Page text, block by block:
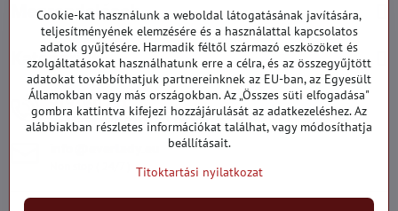
Megrendelések
Kategóriák
919 060 751
Hétfő - Péntek: 09:00 - 15:00 hod.
Cookie-kat használunk a weboldal látogatásának javítására,
teljesítményének elemzésére és a használattal kapcsolatos
adatok gyűjtésére. Harmadik féltől származó eszközöket és
szolgáltatásokat használhatunk erre a célra, és az összegyűjtött
adatokat továbbíthatjuk partnereinknek az EU-ban, az Egyesült
Államokban vagy más országokban. Az „Összes süti elfogadása"
gombra kattintva kifejezi hozzájárulását az adatkezeléshez. Az
alábbiakban részletes információkat találhat, vagy módosíthatja
beállításait.
Titoktartási nyilatkozat